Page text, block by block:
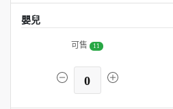
嬰兒
可售 11
0